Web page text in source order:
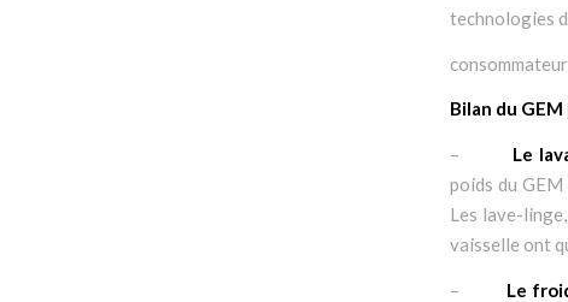
technologies
Bilan du
– Le
poids du
Les lave-
vaisselle ont
– Le